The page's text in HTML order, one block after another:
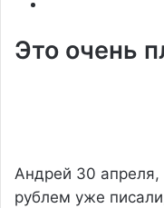
Это очень
Андрей 30 апреля,
рублем уже